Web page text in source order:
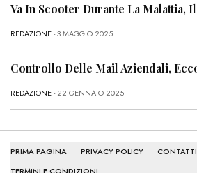
Va In Scooter Durante La Malattia, Il
REDAZIONE- 3 MAGGIO 2025
Controllo Delle Mail Aziendali,
REDAZIONE- 22 GENNAIO 2025
PRIMA PAGINA PRIVACY POLICY CONTATTI